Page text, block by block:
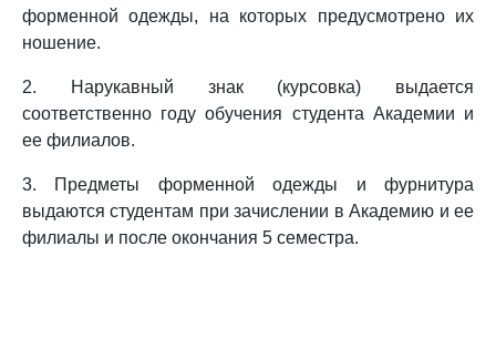
форменной одежды, на которых предусмотрено их
ношение.
2. Нарукавный знак (курсовка) выдается
соответственно году обучения студента Академии и
ее филиалов.
3. Предметы форменной одежды и фурнитура
выдаются студентам при зачислении в Академию и ее
филиалы и после окончания 5 семестра.